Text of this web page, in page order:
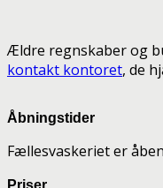
Ældre regnskaber og
kontakt kontoret, de
Åbningstider
Fællesvaskeriet er
Priser